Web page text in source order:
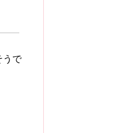
うで